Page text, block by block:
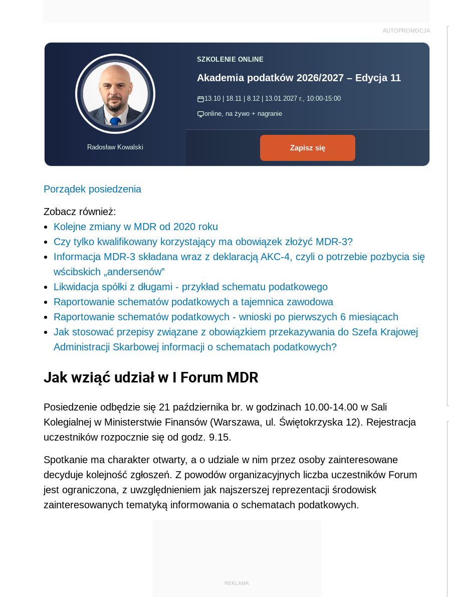
AUTOPROMOCJA
Radosław Kowalski
SZKOLENIE ONLINE
Akademia podatków 2026/2027 – Edycja 11
13.10 | 18.11 | 8.12 | 13.01.2027 r., 10:00-15:00
online, na żywo + nagranie
Zapisz się
Porządek posiedzenia
Zobacz również:
Kolejne zmiany w MDR od 2020 roku
Czy tylko kwalifikowany korzystający ma obowiązek złożyć MDR-3?
Informacja MDR-3 składana wraz z deklaracją AKC-4, czyli o potrzebie pozbycia się
wścibskich „andersenów”
Likwidacja spółki z długami - przykład schematu podatkowego
Raportowanie schematów podatkowych a tajemnica zawodowa
Raportowanie schematów podatkowych - wnioski po pierwszych 6 miesiącach
Jak stosować przepisy związane z obowiązkiem przekazywania do Szefa Krajowej
Administracji Skarbowej informacji o schematach podatkowych?
Jak wziąć udział w I Forum MDR
Posiedzenie odbędzie się 21 października br. w godzinach 10.00-14.00 w Sali
Kolegialnej w Ministerstwie Finansów (Warszawa, ul. Świętokrzyska 12). Rejestracja
uczestników rozpocznie się od godz. 9.15.
Spotkanie ma charakter otwarty, a o udziale w nim przez osoby zainteresowane
decyduje kolejność zgłoszeń. Z powodów organizacyjnych liczba uczestników Forum
jest ograniczona, z uwzględnieniem jak najszerszej reprezentacji środowisk
zainteresowanych tematyką informowania o schematach podatkowych.
REKLAMA